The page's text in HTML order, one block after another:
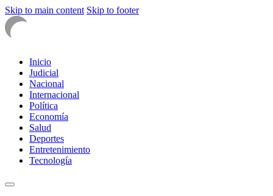
Skip to main content Skip to footer
Inicio
Judicial
Nacional
Internacional
Política
Economía
Salud
Deportes
Entretenimiento
Tecnología